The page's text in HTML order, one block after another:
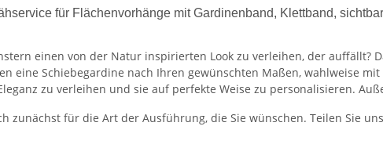
für Flächenvorhänge mit Gardinenband, Klettband,
einen von der Natur inspirierten Look zu verleihen, der auffällt?
eine Schiebegardine nach Ihren gewünschten Maßen, wahlweise
zu verleihen und sie auf perfekte Weise zu personalisieren.
zunächst für die Art der Ausführung, die Sie wünschen. Teilen Sie